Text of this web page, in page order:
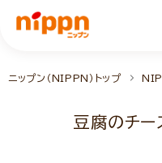
ニップン（NIPPN）トップ
豆腐のチー